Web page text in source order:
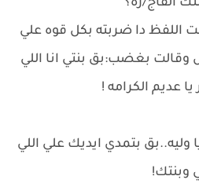
الفاج/رة؟
اللفظ دا ضربته بكل قوه علي
بغضب:بق بنتي انا اللي
عديم الكرامه !
بتمدي ايديك علي اللي
وبنتك!